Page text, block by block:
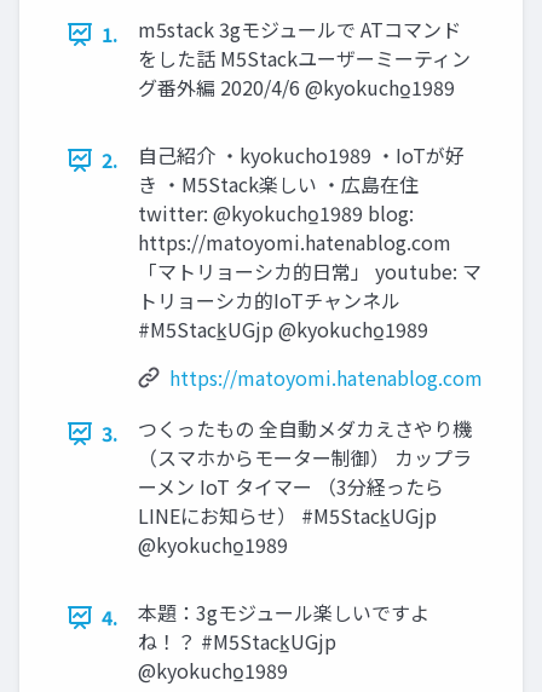
1.
m5stack 3gモジュールで ATコマンド
をした話 M5Stackユーザーミーティン
グ番外編 2020/4/6 @kyokucho̲1989
2.
自己紹介 ・kyokucho1989 ・IoTが好
き ・M5Stack楽しい ・広島在住
twitter: @kyokucho̲1989 blog:
https://matoyomi.hatenablog.com
「マトリョーシカ的日常」 youtube: マ
トリョーシカ的IoTチャンネル
#M5Stack̲UGjp @kyokucho̲1989
https://matoyomi.hatenablog.com
3.
つくったもの 全自動メダカえさやり機
（スマホからモーター制御） カップラ
ーメン IoT タイマー （3分経ったら
LINEにお知らせ） #M5Stack̲UGjp
@kyokucho̲1989
4.
本題：3gモジュール楽しいですよ
ね！？ #M5Stack̲UGjp
@kyokucho̲1989